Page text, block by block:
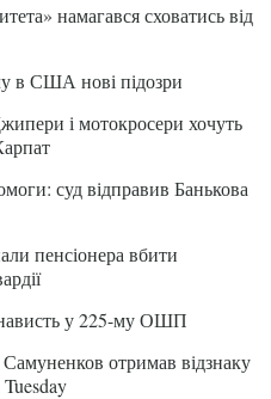
намагався сховатись від
в США нові підозри
і мотокросери хочуть
суд відправив Банькова
пенсіонера вбити
у 225-му ОШП
отримав відзнаку